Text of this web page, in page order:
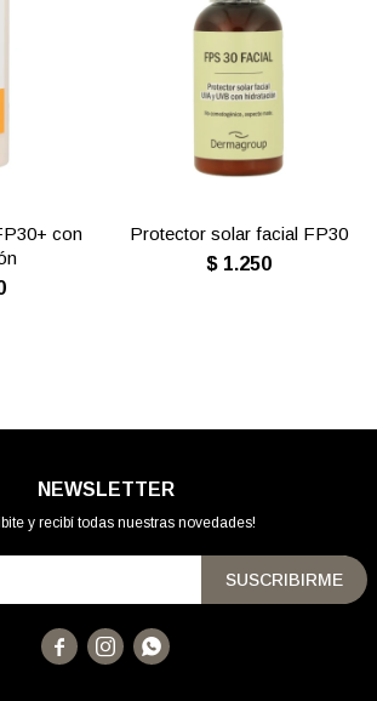
con
Protector solar facial FP30
$ 1.250
NEWSLETTER
y recibí todas nuestras novedades!
SUSCRIBIRME
  